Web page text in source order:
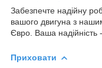
Забезпечте надійну
вашого двигуна з
Євро. Ваша
Приховати